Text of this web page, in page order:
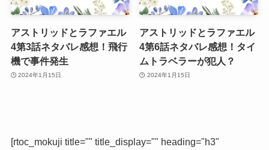
アストリッドとラファエル
4第3話ネタバレ感想！飛行
機で事件発生
2024年1月15日
アストリッドとラファエル
4第6話ネタバレ感想！タイ
ムトラベラーが犯人？
2024年1月15日
[rtoc_mokuji title="" title_display="" heading="h3"